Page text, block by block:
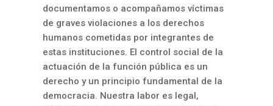
documentamos o acompañamos víctimas
de graves violaciones a los derechos
humanos cometidas por integrantes de
estas instituciones. El control social de la
actuación de la función pública es un
derecho y un principio fundamental de la
democracia. Nuestra labor es legal,